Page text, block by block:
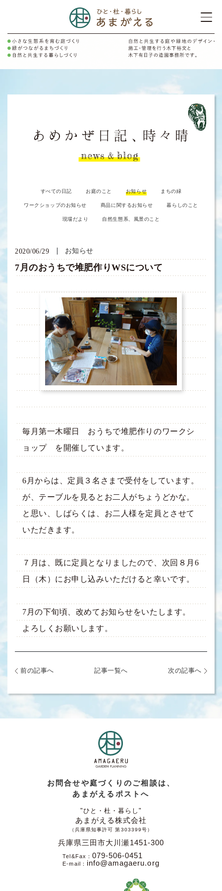
すべての日記 お庭のこと お知らせ まちの緑
ワークショップのお知らせ 商品に関するお知らせ 暮らしのこと
現場だより 自然生態系、風景のこと
2020/06/29 お知らせ
7月のおうちで堆肥作りWSについて
毎月第一木曜日 おうちで堆肥作りのワークシ
ョップ を開催しています。
6月からは、定員３名さまで受付をしています。
が、テーブルを見るとお二人がちょうどかな。
と思い、しばらくは、お二人様を定員とさせて
いただきます。
７月は、既に定員となりましたので、次回８月6
日（木）にお申し込みいただけると幸いです。
7月の下旬頃、改めてお知らせをいたします。
よろしくお願いします。
前の記事へ 記事一覧へ 次の記事へ
お問合せや庭づくりのご相談は、
あまがえるポストへ
"ひと・杜・暮らし"
あまがえる株式会社
（兵庫県知事許可 第303399号）
兵庫県三田市大川瀬1451-300
Tel&Fax 079-506-0451
E-mail info@amagaeru.org